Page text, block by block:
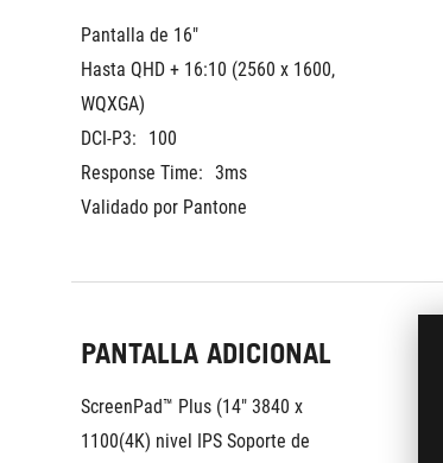
Pantalla de 16"
Hasta QHD + 16:10 (2560 x 1600,
WQXGA)
DCI-P3:
100
Response Time: 3ms
Validado por Pantone
PANTALLA ADICIONAL
ScreenPad™ Plus (14" 3840 x
1100(4K) nivel IPS Soporte de